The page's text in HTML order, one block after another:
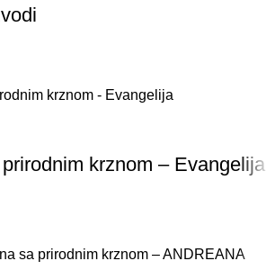
krznom – Evangelija